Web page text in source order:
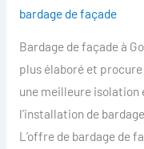
bardage de façade
Bardage de façade à
plus élaboré et
une meilleure isolation
l’installation de
L’offre de bardage de
Gonfaron